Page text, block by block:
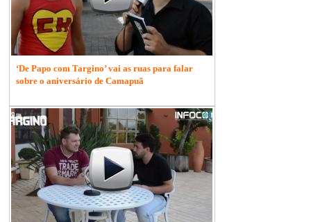
‘De Papo com Targino’ vai as ruas para falar
sobre o aniversário de Camapuã